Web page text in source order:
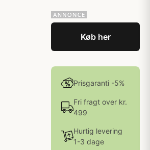
Køb her
Prisgaranti -5%
Fri fragt over kr.
499
Hurtig levering
1-3 dage